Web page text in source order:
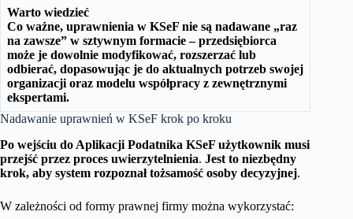
Warto wiedzieć
Co ważne, uprawnienia w KSeF nie są nadawane „raz
na zawsze” w sztywnym formacie – przedsiębiorca
może je dowolnie modyfikować, rozszerzać lub
odbierać, dopasowując je do aktualnych potrzeb swojej
organizacji oraz modelu współpracy z zewnętrznymi
ekspertami.
Nadawanie uprawnień w KSeF krok po kroku
Po wejściu do Aplikacji Podatnika KSeF użytkownik musi
przejść przez proces uwierzytelnienia. Jest to niezbędny
krok, aby system rozpoznał tożsamość osoby decyzyjnej.
W zależności od formy prawnej firmy można wykorzystać: